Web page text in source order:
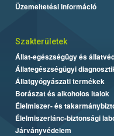
Üzemeltetési információ
Szakterületek
Állat-egészségügy és
Állategészségügyi
Állatgyógyászati termékek
Borászat és alkoholos italok
Élelmiszer- és
Élelmiszerlánc-biztonsági
Járványvédelem